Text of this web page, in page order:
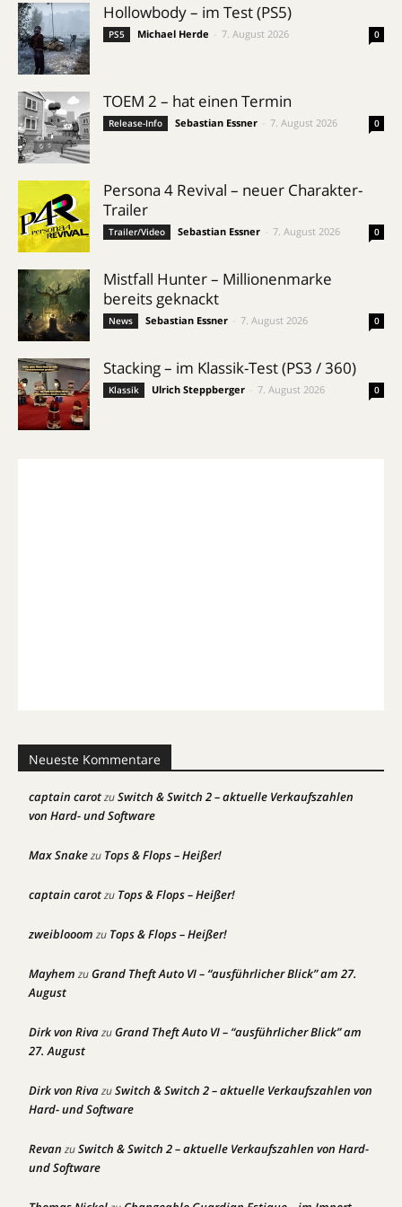
Hollowbody – im Test (PS5)
PS5 Michael Herde 7. August 2026 0
TOEM 2 – hat einen Termin
Release-Info Sebastian Essner 7. August 2026 0
Persona 4 Revival – neuer Charakter-
Trailer
Trailer/Video Sebastian Essner 7. August 2026 0
Mistfall Hunter – Millionenmarke
bereits geknackt
News Sebastian Essner 7. August 2026 0
Stacking – im Klassik-Test (PS3 / 360)
Klassik Ulrich Steppberger 7. August 2026 0
Neueste Kommentare
captain carotzuSwitch & Switch 2 – aktuelle Verkaufszahlen
von Hard- und Software
Max Snakezu Tops & Flops – Heißer!
captain carotzu Tops & Flops – Heißer!
zweiblooom zu Tops & Flops – Heißer!
Mayhem zuGrand Theft Auto VI – “ausführlicher Blick” am 27.
August
Dirk von RivazuGrand Theft Auto VI – “ausführlicher Blick” am
27. August
Dirk von RivazuSwitch & Switch 2 – aktuelle Verkaufszahlen von
Hard- und Software
Revan zuSwitch & Switch 2 – aktuelle Verkaufszahlen von Hard-
und Software